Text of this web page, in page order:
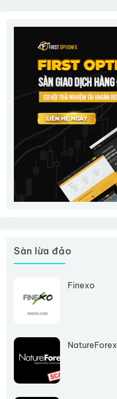
Sàn lừa đảo
Finexo
NatureForex